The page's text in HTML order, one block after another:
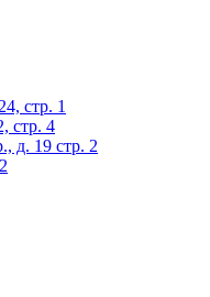
стр. 1
стр. 4
д. 19 стр. 2